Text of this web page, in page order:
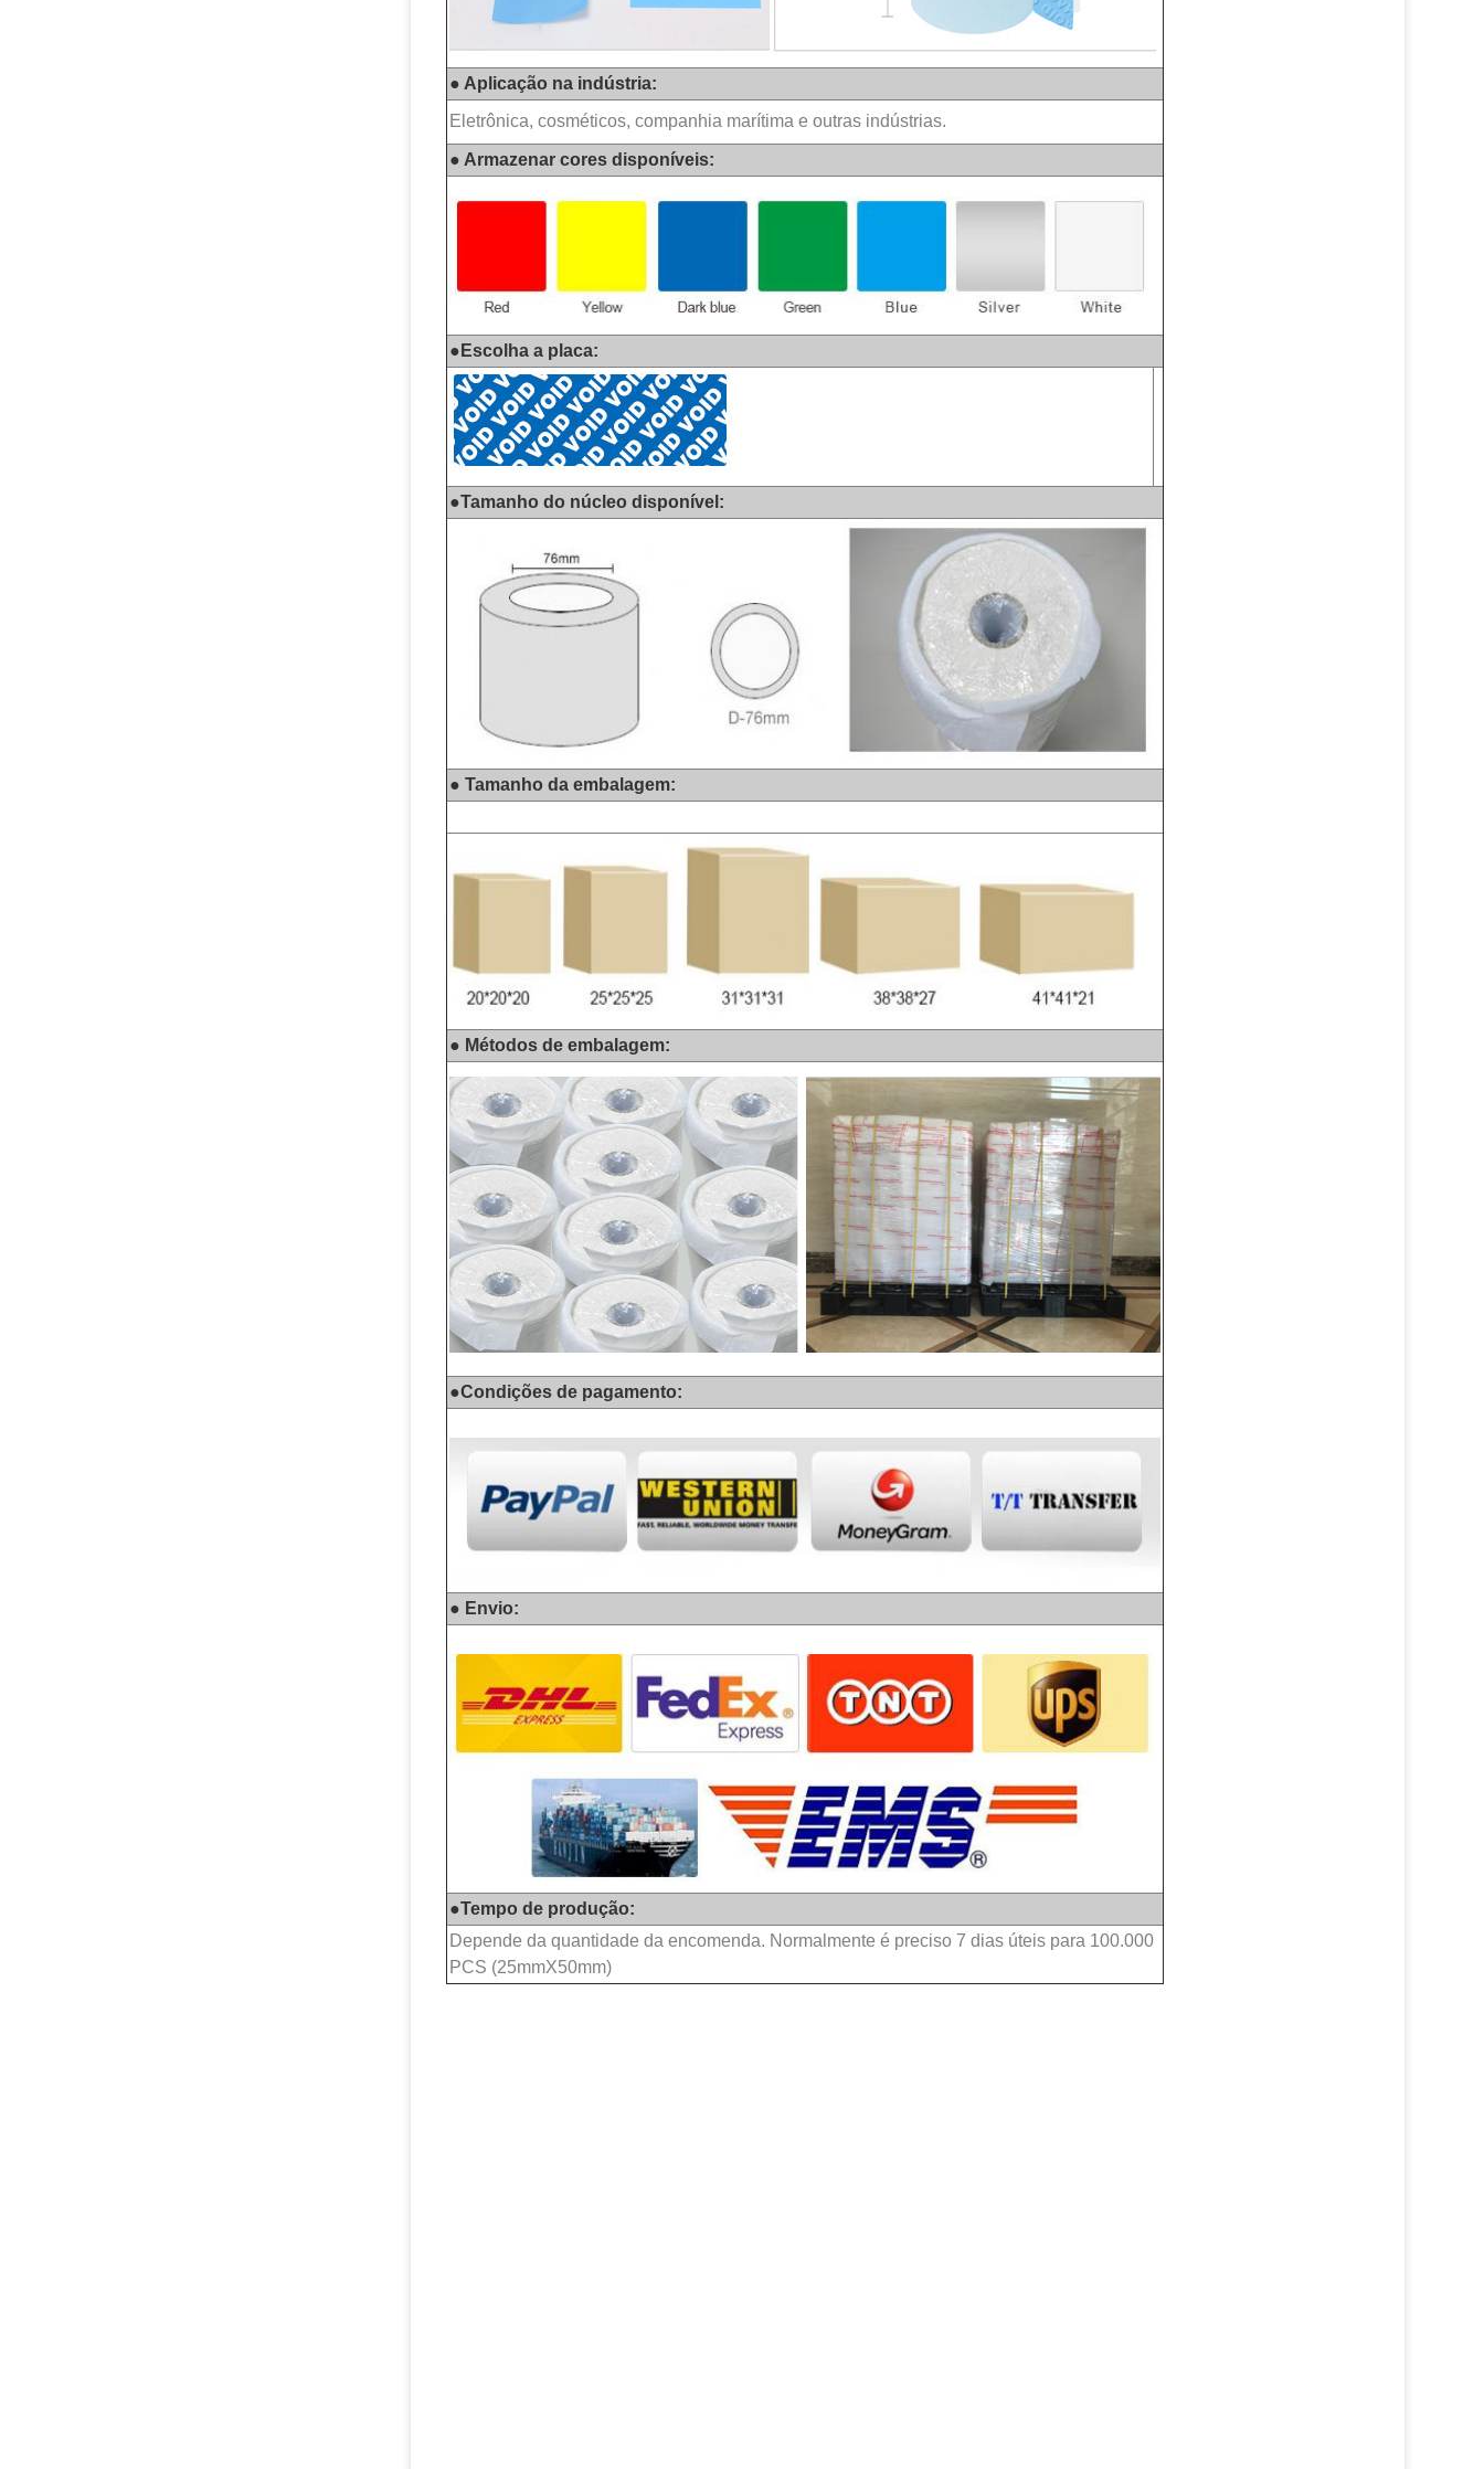
● Aplicação na indústria:
Eletrônica, cosméticos, companhia marítima e outras indústrias.
● Armazenar cores disponíveis:
● Escolha a placa:
●Tamanho do núcleo disponível:
● Tamanho da embalagem:
● Métodos de embalagem:
●Condições de pagamento:
● Envio:
●Tempo de produção:
Depende da quantidade da encomenda. Normalmente é preciso 7 dias úteis para 100.000
PCS (25mmX50mm)